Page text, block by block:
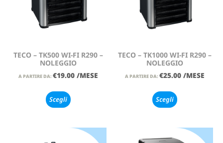
TECO – TK500 WI-FI R290 –
NOLEGGIO
A PARTIRE DA: €19.00 /MESE
Scegli
TECO – TK1000 WI-FI R290 –
NOLEGGIO
A PARTIRE DA: €25.00 /MESE
Scegli